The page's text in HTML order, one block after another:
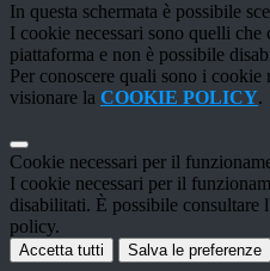
In questa schermata è possibile
I cookie necessari sono quelli
piattaforma e non è possibile
Per conoscere quali sono i cookie
visionare la COOKIE POLICY.
Cookie necessari per il
I cookie necessari per il
disabilitati. È possibile consultare
policy.
Accetta tutti Salva le preferenze